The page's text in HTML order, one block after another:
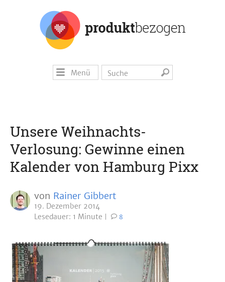
Menü
Unsere Weihnachts-
Verlosung: Gewinne einen
Kalender von Hamburg Pixx
von Rainer Gibbert
19. Dezember 2014
Lesedauer: 1 Minute
8